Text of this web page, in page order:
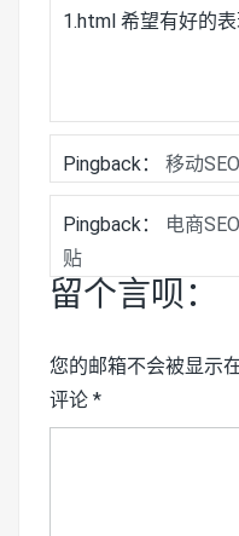
1.html 希望有好的
Pingback： 移动
Pingback：
电商
贴
留个言呗：
您的邮箱不会被显示
评论 *